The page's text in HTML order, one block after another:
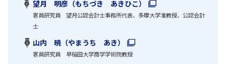
望月 明彦（もちづき あきひこ）
客員研究員 望月公認会計士事務所代表、多摩大学准教授、公認会計
士
山内 暁（やまうち あき）
客員研究員 早稲田大学商学学術院教授